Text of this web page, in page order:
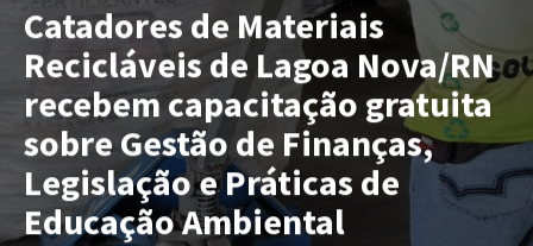
Catadores de Materiais
Recicláveis de Lagoa Nova/RN
recebem capacitação gratuita
sobre Gestão de Finanças,
Legislação e Práticas de
Educação Ambiental